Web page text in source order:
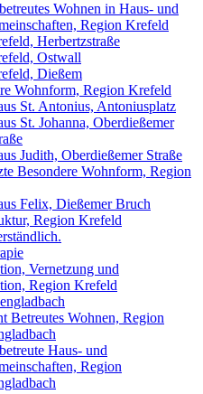
Wohnen in Haus- und
Region Krefeld
Herbertzstraße
Ostwall
Dießem
Wohnform, Region Krefeld
St. Antonius, Antoniusplatz
St. Johanna, Oberdießemer
Judith, Oberdießemer Straße
Besondere Wohnform, Region
Felix, Dießemer Bruch
Region Krefeld
Vernetzung und
Region Krefeld
Betreutes Wohnen, Region
Haus- und
Region